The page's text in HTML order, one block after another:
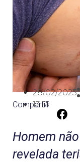
28/02/2023
13:57
Compartilhe:
Homem
revelada